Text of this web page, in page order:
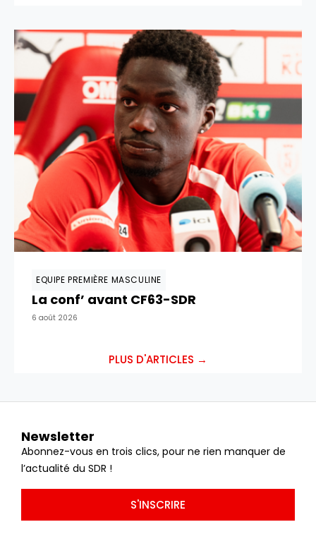
EQUIPE PREMIÈRE MASCULINE
La conf’ avant CF63-SDR
6 août 2026
PLUS D'ARTICLES →
Newsletter
Abonnez-vous en trois clics, pour ne rien manquer de
l’actualité du SDR !
S'INSCRIRE